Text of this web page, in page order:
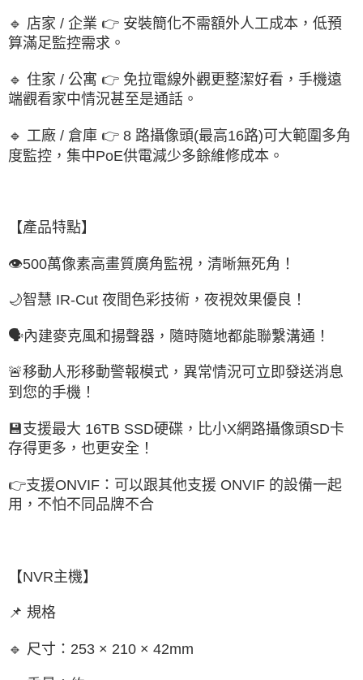
🔹 店家 / 企業 👉 安裝簡化不需額外人工成本，低預
算滿足監控需求。
🔹 住家 / 公寓 👉 免拉電線外觀更整潔好看，手機遠
端觀看家中情況甚至是通話。
🔹 工廠 / 倉庫 👉 8 路攝像頭(最高16路)可大範圍多角
度監控，集中PoE供電減少多餘維修成本。
【產品特點】
👁️500萬像素高畫質廣角監視，清晰無死角！
🌙智慧 IR-Cut 夜間色彩技術，夜視效果優良！
🗣️內建麥克風和揚聲器，隨時隨地都能聯繫溝通！
🚨移動人形移動警報模式，異常情況可立即發送消息
到您的手機！
💾支援最大 16TB SSD硬碟，比小X網路攝像頭SD卡
存得更多，也更安全！
👉支援ONVIF：可以跟其他支援 ONVIF 的設備一起
用，不怕不同品牌不合
【NVR主機】
📌 規格
🔹 尺寸：253 × 210 × 42mm